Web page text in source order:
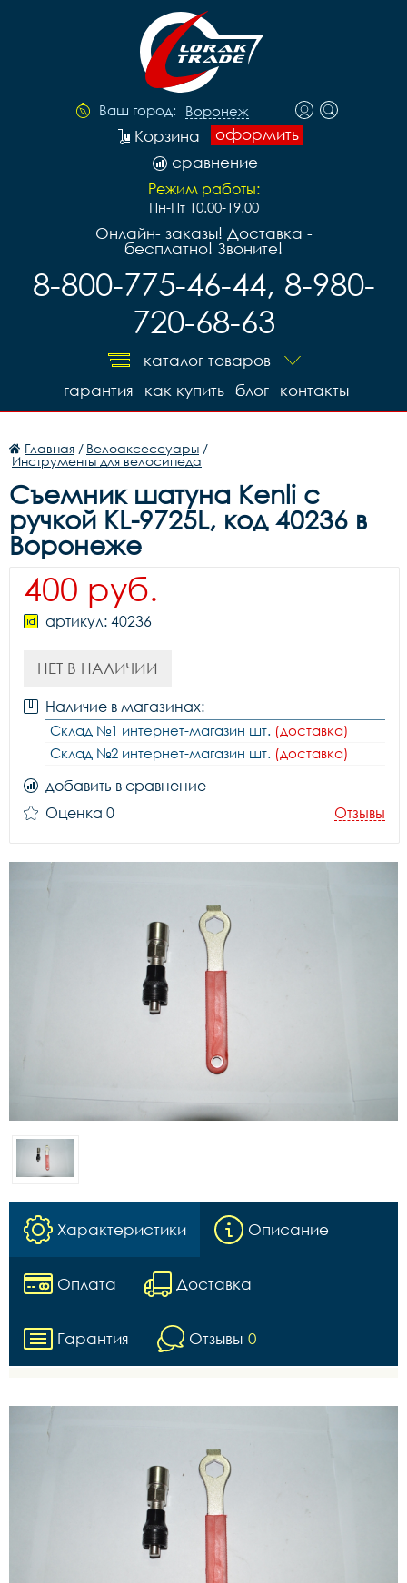
Ваш город: Воронеж
оформить
Корзина
сравнение
Режим работы:
Пн-Пт 10.00-19.00
Онлайн- заказы! Доставка -
бесплатно! Звоните!
8-800-775-46-44, 8-980-
720-68-63
каталог товаров
контакты
блог
как купить
гарантия
Главная / Велоаксессуары /
Инструменты для велосипеда
Съемник шатуна Kenli с
ручкой KL-9725L, код 40236 в
Воронеже
400 руб.
артикул: 40236
НЕТ В НАЛИЧИИ
Наличие в магазинах:
Склад №1 интернет-магазин шт. (доставка)
Склад №2 интернет-магазин шт. (доставка)
добавить в сравнение
Оценка 0
Отзывы
Характеристики Описание
Оплата Доставка
Гарантия Отзывы 0